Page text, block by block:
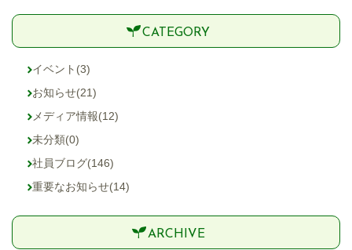
CATEGORY
イベント (3)
お知らせ(21)
メディア情報(12)
未分類(0)
社員ブログ(146)
重要なお知らせ(14)
ARCHIVE